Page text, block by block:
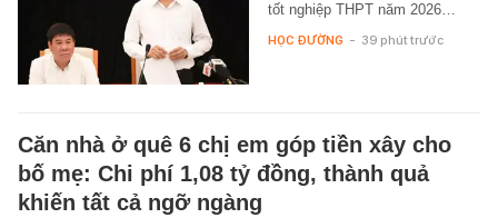
tốt nghiệp THPT năm 2026…
HỌC ĐƯỜNG - 39 phút trước
Căn nhà ở quê 6 chị em góp tiền xây cho
bố mẹ: Chi phí 1,08 tỷ đồng, thành quả
khiến tất cả ngỡ ngàng